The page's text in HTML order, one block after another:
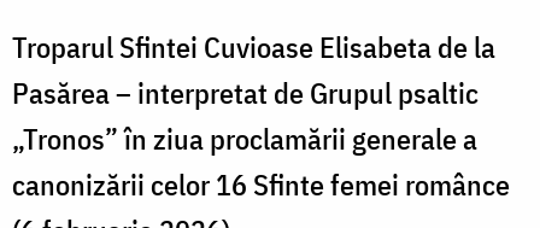
Troparul Sfintei Cuvioase Elisabeta de la
Pasărea – interpretat de Grupul psaltic
„Tronos” în ziua proclamării generale a
canonizării celor 16 Sfinte femei românce